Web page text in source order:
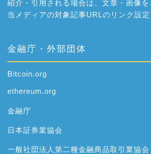
紹介・引用される場合は、文章・画像
当メディアの対象記事URLのリンク設定
金融庁・外部団体
Bitcoin.org
ethereum.org
金融庁
日本証券業協会
一般社団法人第二種金融商品取引業協会